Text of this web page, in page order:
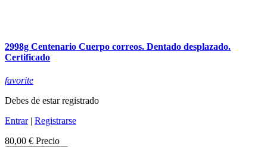
2998g Centenario Cuerpo correos. Dentado desplazado.
Certificado
favorite
Debes de estar registrado
Entrar| Registrarse
80,00 € Precio